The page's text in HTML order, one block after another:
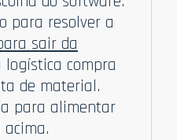
para resolver a
sair da
logística compra
de material.
para alimentar